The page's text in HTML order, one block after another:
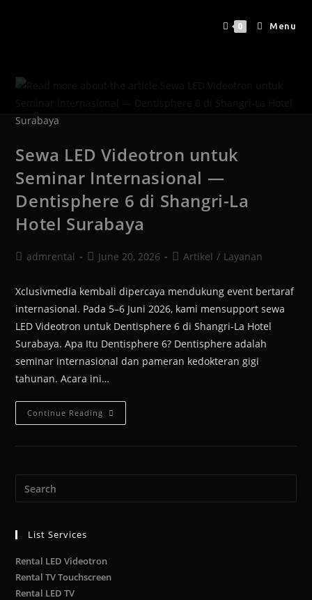
0 Menu
Sewa LED Videotron untuk
Seminar Internasional —
Dentisphere 6 di Shangri-La
Hotel Surabaya
admrental June 20, 2026 Artikel / Layanan
Xclusivmedia kembali dipercaya mendukung event bertaraf
internasional. Pada 5–6 Juni 2026, kami mensupport sewa
LED Videotron untuk Dentisphere 6 di Shangri-La Hotel
Surabaya. Apa Itu Dentisphere 6? Dentisphere adalah
seminar internasional dan pameran kedokteran gigi
tahunan. Acara ini…
Continue Reading
List Services
Rental LED Videotron
Rental TV Touchscreen
Rental LED TV